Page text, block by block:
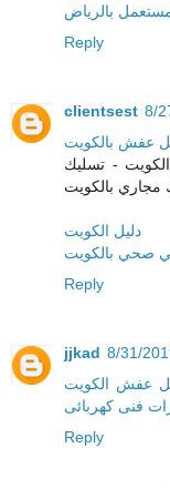
بالرياض
Reply
clientsest 8/
عفش بالكويت
- تسليك
بالكويت
دليل الكويت
صحي بالكويت
Reply
jjkad 8/31/
عفش الكویت
فنی كهربائی
Reply